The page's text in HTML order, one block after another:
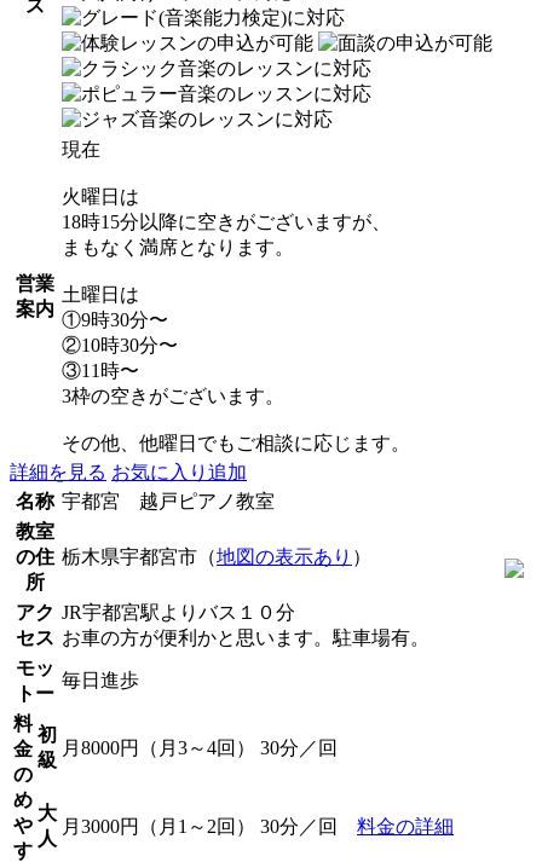
ス
営業
案内
現在
火曜日は
18時15分以降に空きがございますが、
まもなく満席となります。
土曜日は
①9時30分〜
②10時30分〜
③11時〜
3枠の空きがございます。
その他、他曜日でもご相談に応じます。
詳細を見る お気に入り追加
名称 宇都宮 越戸ピアノ教室
教室
の住
所
栃木県宇都宮市（地図の表示あり ）
アク
セス
JR宇都宮駅よりバス１０分
お車の方が便利かと思います。駐車場有。
モッ
トー
毎日進歩
料
金
の
め
や
す
初
級
月8000円（月3～4回） 30分／回
大
人
月3000円（月1～2回） 30分／回 料金の詳細